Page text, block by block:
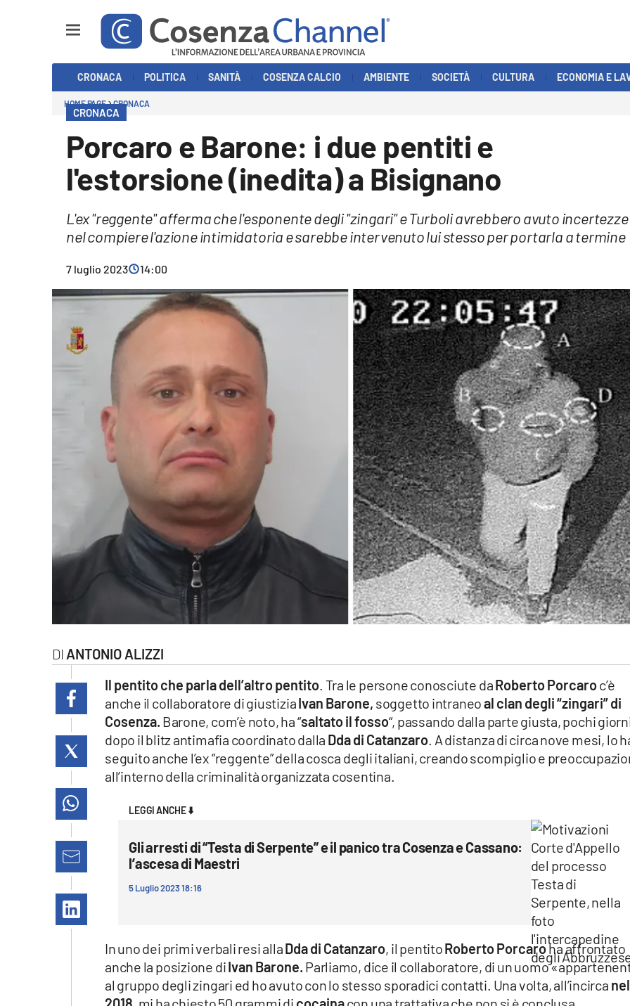
Economia e Lavoro
cosenzachannel.it
lacapitalenews.it
CRONACA POLITICA SANITÀ COSENZA CALCIO AMBIENTE SOCIETÀ CULTURA ECONOMIA E
HOME PAGE CRONACA
CRONACA
Porcaro e Barone: i due pentiti e
l'estorsione (inedita) a Bisignano
L'ex "reggente" afferma che l'esponente degli "zingari" e Turboli avrebbero avuto incertezze
nel compiere l'azione intimidatoria e sarebbe intervenuto lui stesso per portarla a termine
7 luglio 2023 14:00
ANTONIO ALIZZI
Il pentito che parla dell’altro pentito. Tra le persone conosciute daRoberto Porcaroc’è
anche il collaboratore di giustiziaIvan Barone, soggetto intraneoal clan degli “zingari” di
Cosenza. Barone, com’è noto, ha “saltato il fosso“, passando dalla parte giusta, pochi
dopo il blitz antimafia coordinato dalla Dda di Catanzaro. A distanza di circa nove mesi, lo
seguito anche l’ex “reggente” della cosca degli italiani, creando scompiglio e
all’interno della criminalità organizzata cosentina.
LEGGI ANCHE ⬇️
Gli arresti di “Testa di Serpente” e il panico tra Cosenza e Cassano:
l’ascesa di Maestri
5 Luglio 2023 18:16
In uno dei primi verbali resi allaDda di Catanzaro, il pentitoRoberto Porcaroha affrontato
anche la posizione diIvan Barone. Parliamo, dice il collaboratore, di un uomo
al gruppo degli zingari ed ho avuto con lo stesso sporadici contatti. Una volta, all’incirca nel